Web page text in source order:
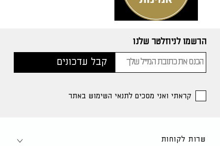
הרשמו לניוזלטר שלנו
קראתי ואני מסכים לתנאי השימוש באתר
שרות לקוחות